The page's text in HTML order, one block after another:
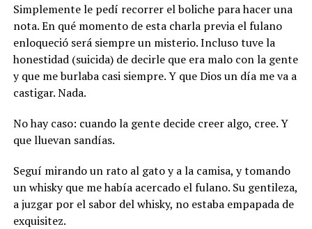
Simplemente le pedí recorrer el boliche para hacer una
nota. En qué momento de esta charla previa el fulano
enloqueció será siempre un misterio. Incluso tuve la
honestidad (suicida) de decirle que era malo con la gente
y que me burlaba casi siempre. Y que Dios un día me va a
castigar. Nada.
No hay caso: cuando la gente decide creer algo, cree. Y
que lluevan sandías.
Seguí mirando un rato al gato y a la camisa, y tomando
un whisky que me había acercado el fulano. Su gentileza,
a juzgar por el sabor del whisky, no estaba empapada de
exquisitez.